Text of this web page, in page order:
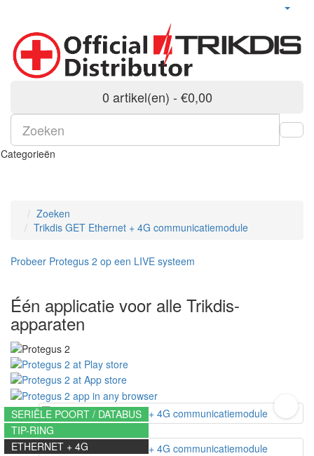
0 artikel(en) - €0,00
Categorieën
Zoeken
Trikdis GET Ethernet + 4G communicatiemodule
Probeer Protegus 2 op een LIVE systeem
Één applicatie voor alle Trikdis-
apparaten
SERIËLE POORT / DATABUS
TIP-RING
ETHERNET + 4G